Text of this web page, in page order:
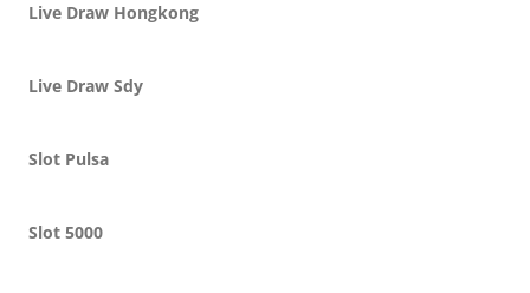
Live Draw Hongkong
Live Draw Sdy
Slot Pulsa
Slot 5000